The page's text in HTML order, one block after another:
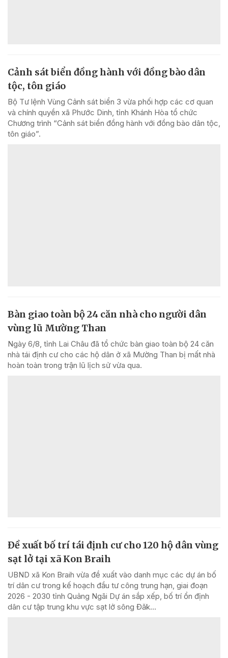
Cảnh sát biển đồng hành với đồng bào dân
tộc, tôn giáo
Bộ Tư lệnh Vùng Cảnh sát biển 3 vừa phối hợp các cơ quan
và chính quyền xã Phước Dinh, tỉnh Khánh Hòa tổ chức
Chương trình “Cảnh sát biển đồng hành với đồng bào dân tộc,
tôn giáo”.
Bàn giao toàn bộ 24 căn nhà cho người dân
vùng lũ Mường Than
Ngày 6/8, tỉnh Lai Châu đã tổ chức bàn giao toàn bộ 24 căn
nhà tái định cư cho các hộ dân ở xã Mường Than bị mất nhà
hoàn toàn trong trận lũ lịch sử vừa qua.
Đề xuất bố trí tái định cư cho 120 hộ dân vùng
sạt lở tại xã Kon Braih
UBND xã Kon Braih vừa đề xuất vào danh mục các dự án bố
trí dân cư trong kế hoạch đầu tư công trung hạn, giai đoạn
2026 - 2030 tỉnh Quảng Ngãi Dự án sắp xếp, bố trí ổn định
dân cư tập trung khu vực sạt lở sông Đăk...